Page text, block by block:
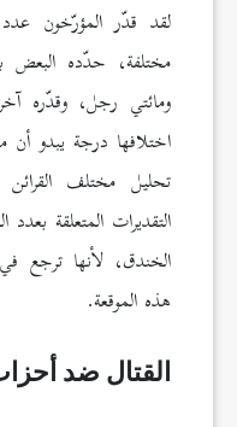
لقد قدّر المؤرّخون
مختلفة، حدّده البعض
ومائتي رجل، وقدّره
اختلافها درجة يبدو
تحليل مختلف
التقديرات المتعلقة
الخندق، لأنها ترجع
هذه الموقعة.
القتال ضد